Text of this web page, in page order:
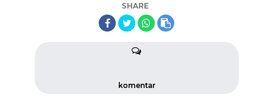
SHARE
komentar